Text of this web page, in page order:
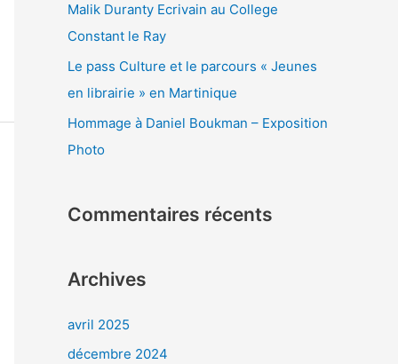
Malik Duranty Ecrivain au College
Constant le Ray
Le pass Culture et le parcours « Jeunes
en librairie » en Martinique
Hommage à Daniel Boukman – Exposition
Photo
Commentaires récents
Archives
avril 2025
décembre 2024